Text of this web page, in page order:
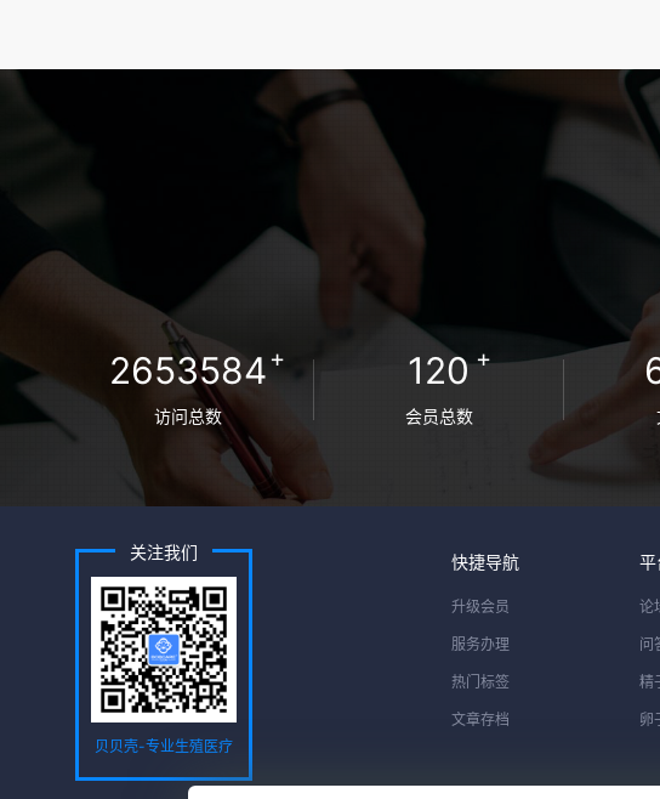
2653584+
访问总数
120+
会员总数
关注我们
贝贝壳-专业生殖医疗
服务
快捷导航
升级会员
服务办理
热门标签
文章存档
平
论
问
精
卵